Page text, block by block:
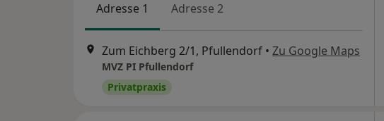
Adresse 1 Adresse 2
Zum Eichberg 2/1, Pfullendorf • Zu Google Maps
MVZ PI Pfullendorf
Privatpraxis